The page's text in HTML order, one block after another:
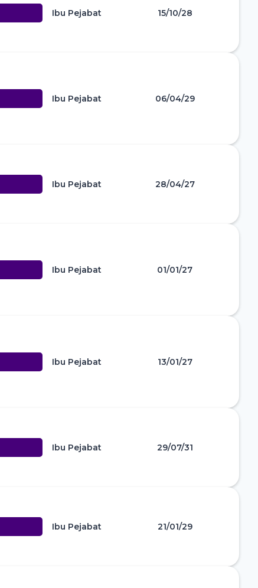
Ibu Pejabat 15/10/28
Ibu Pejabat 06/04/29
Ibu Pejabat 28/04/27
Ibu Pejabat 01/01/27
Ibu Pejabat 13/01/27
Ibu Pejabat 29/07/31
Ibu Pejabat 21/01/29